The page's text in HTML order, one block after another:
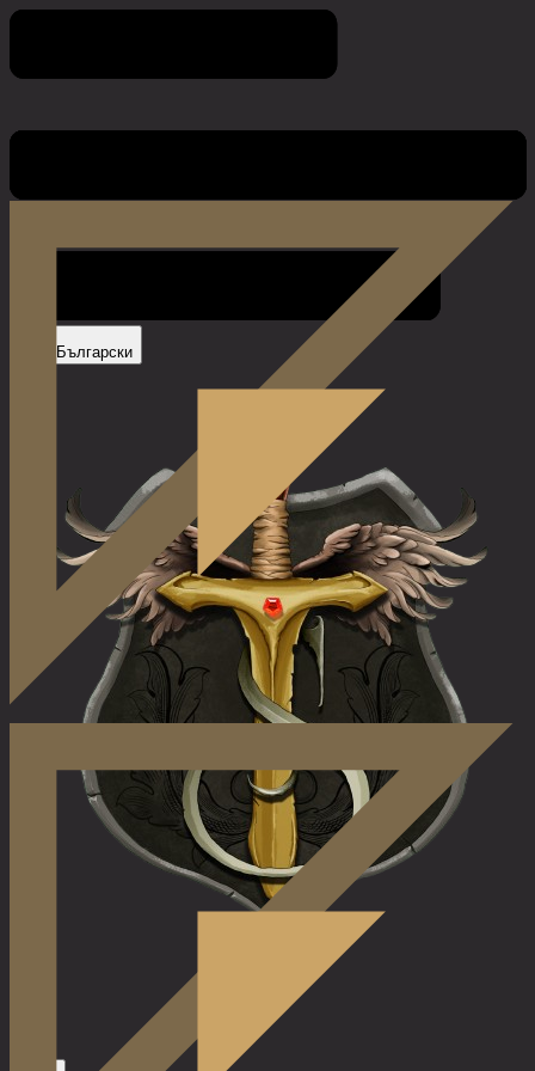
Български
Правила на играта